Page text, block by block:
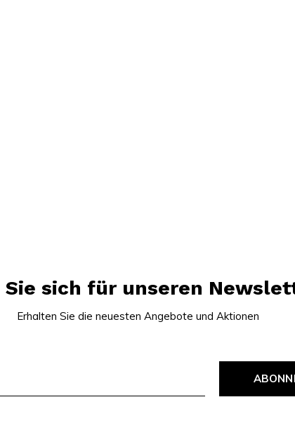
Sie sich für unseren
Erhalten Sie die neuesten Angebote und Aktionen